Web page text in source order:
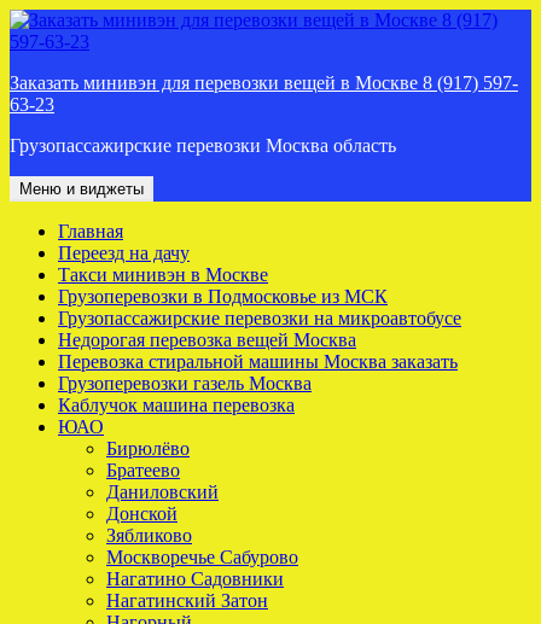
Перейти
к
Заказать минивэн для перевозки вещей в Москве 8 (917) 597-
63-23
Грузопассажирские перевозки Москва область
Меню и виджеты
Главная
Переезд на дачу
Такси минивэн в Москве
Грузоперевозки в Подмосковье из МСК
Грузопассажирские перевозки на микроавтобусе
Недорогая перевозка вещей Москва
Перевозка стиральной машины Москва заказать
Грузоперевозки газель Москва
Каблучок машина перевозка
ЮАО
Бирюлёво
Братеево
Даниловский
Донской
Зябликово
Москворечье Сабурово
Нагатино Садовники
Нагатинский Затон